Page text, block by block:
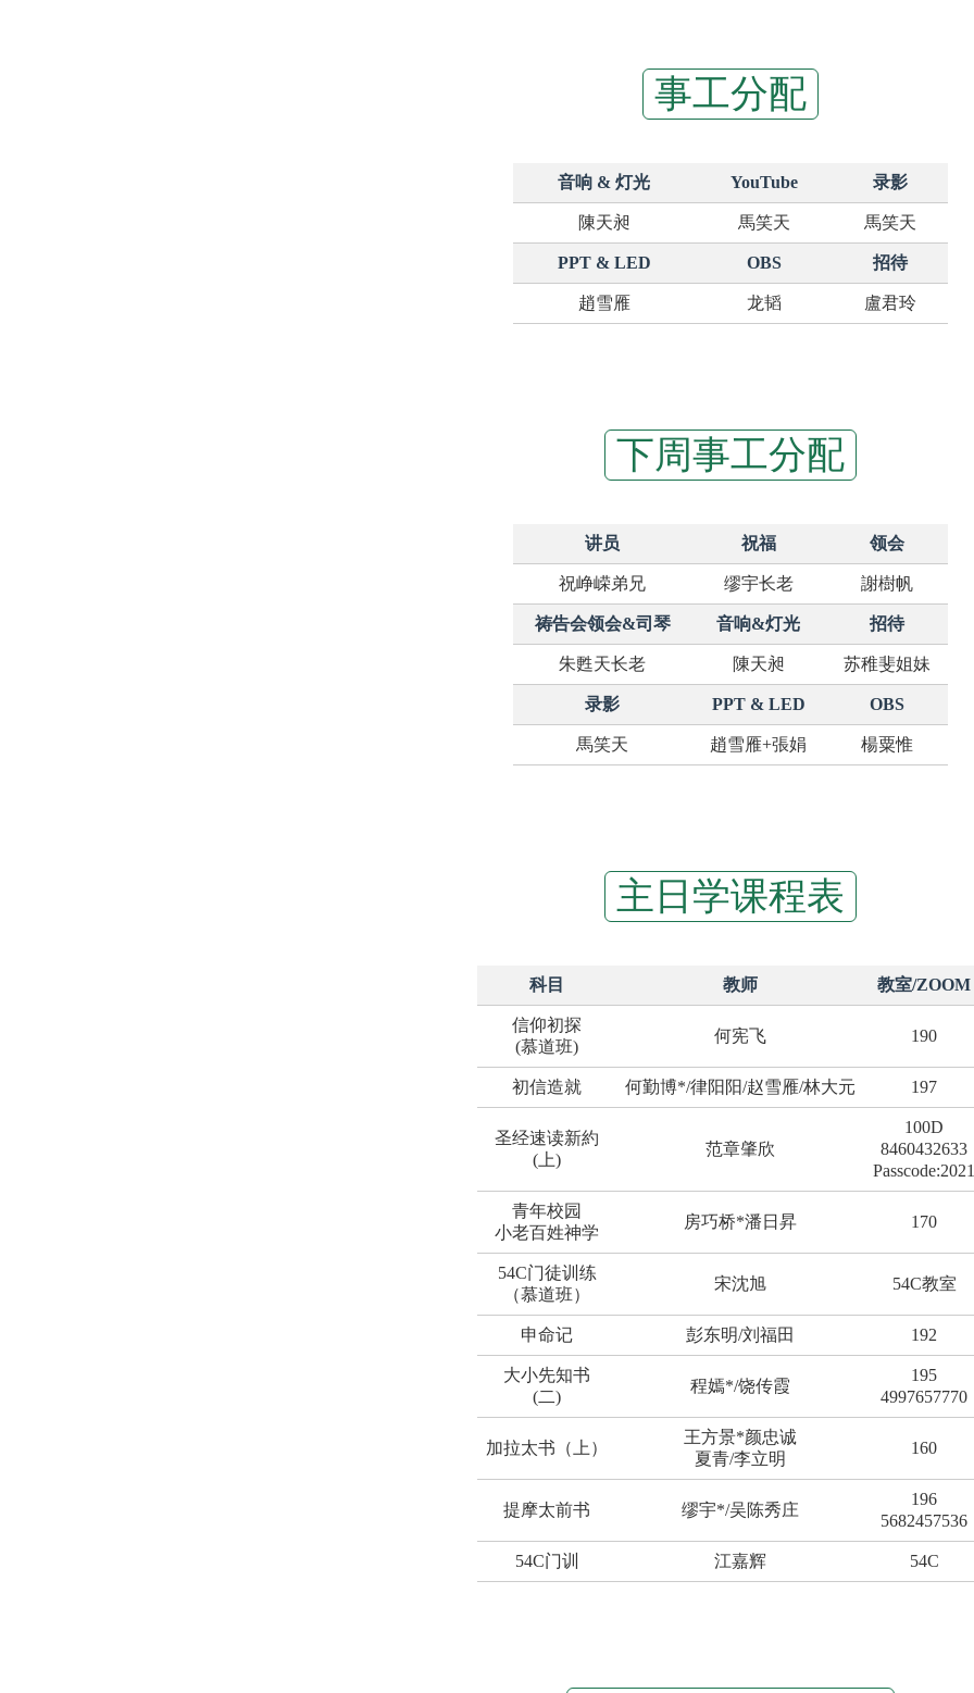
事工分配
音响 & 灯光 YouTube 录影
陳天昶 馬笑天 馬笑天
PPT & LED OBS 招待
趙雪雁 龙韬 盧君玲
下周事工分配
讲员 祝福 领会
祝峥嵘弟兄 缪宇长老 謝樹帆
祷告会领会&司琴 音响&灯光 招待
朱甦天长老 陳天昶 苏稚斐姐妹
录影 PPT & LED OBS
馬笑天 趙雪雁+張娟 楊粟惟
主日学课程表
科目 教师 教室/ZOOM
信仰初探
(慕道班)
何宪飞 190
初信造就 何勤博*/律阳阳/赵雪雁/林大元 197
圣经速读新約
(上)
范章肇欣
100D
8460432633
Passcode:2021
青年校园
小老百姓神学
房巧桥*潘日昇 170
54C门徒训练
（慕道班）
宋沈旭 54C教室
申命记 彭东明/刘福田 192
大小先知书
(二)
程嫣*/饶传霞
195
4997657770
加拉太书（上）
王方景*颜忠诚
夏青/李立明
160
提摩太前书 缪宇*/吴陈秀庄
196
5682457536
54C门训 江嘉辉 54C